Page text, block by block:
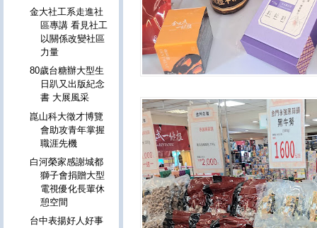
金大社工系走進社
區專講 看見社工
以關係改變社區
力量
80歲台糖辦大型生
日趴又出版紀念
書 大展風采
崑山科大徵才博覽
會助攻青年掌握
職涯先機
白河榮家感謝城都
獅子會捐贈大型
電視優化長輩休
憩空間
台中表揚好人好事